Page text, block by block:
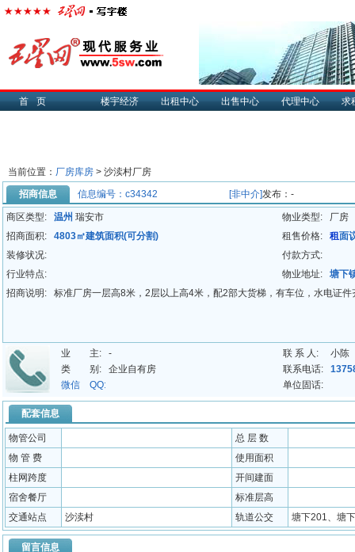
首页 楼宇经济 出租中心 出售中心 代理中心 求
当前位置： 厂房库房 > 沙渎村厂房
招商信息
信息编号：c34342 [非中介]发布：-
商区类型: 温州 瑞安市 物业类型:
厂房
招商面积:
4803㎡建筑面积(可分割) 租售价格: 租面
装修状况:
付款方式:
行业特点:
物业地址:
塘下
招商说明:
标准厂房一层高8米，2层以上高4米，配2部大货梯，有车位，水电证
业 主: - 联 系 人:
小陈
类 别:
企业自有房 联系电话:
微信 QQ:
单位固话:
配套信息
物管公司
总 层 数
物 管 费
使用面积
柱网跨度
开间建面
宿舍餐厅
标准层高
交通站点
沙渎村 轨道公交 塘下201、塘
留言信息